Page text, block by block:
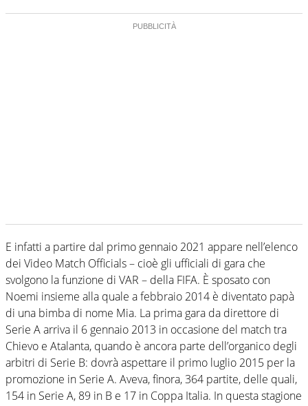
E infatti a partire dal primo gennaio 2021 appare nell’elenco
dei Video Match Officials – cioè gli ufficiali di gara che
svolgono la funzione di VAR – della FIFA. È sposato con
Noemi insieme alla quale a febbraio 2014 è diventato papà
di una bimba di nome Mia. La prima gara da direttore di
Serie A arriva il 6 gennaio 2013 in occasione del match tra
Chievo e Atalanta, quando è ancora parte dell’organico degli
arbitri di Serie B: dovrà aspettare il primo luglio 2015 per la
promozione in Serie A. Aveva, finora, 364 partite, delle quali,
154 in Serie A, 89 in B e 17 in Coppa Italia. In questa stagione